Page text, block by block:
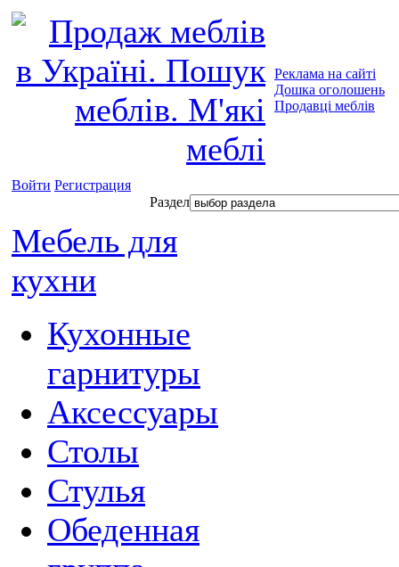
Реклама на сайті
Дошка оголошень
Продавці меблів
Войти Регистрация
Раздел
Мебель для
кухни
Кухонные
гарнитуры
Аксессуары
Столы
Стулья
Обеденная